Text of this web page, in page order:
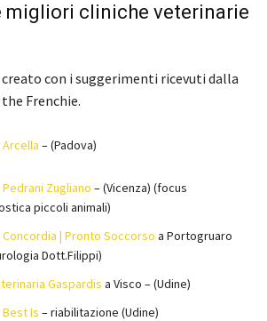
migliori cliniche veterinarie
creato con i suggerimenti ricevuti dalla
Frenchie.
– (Padova)
Zugliano – (Vicenza) (focus
piccoli animali)
| Pronto Soccorso a Portogruaro
Dott.Filippi)
Gaspardis a Visco – (Udine)
Is – riabilitazione (Udine)